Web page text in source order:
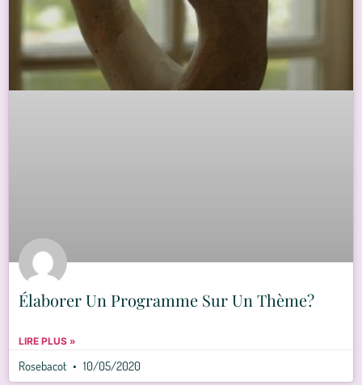
Élaborer Un Programme Sur Un Thème?
LIRE PLUS »
Rosebacot 10/05/2020